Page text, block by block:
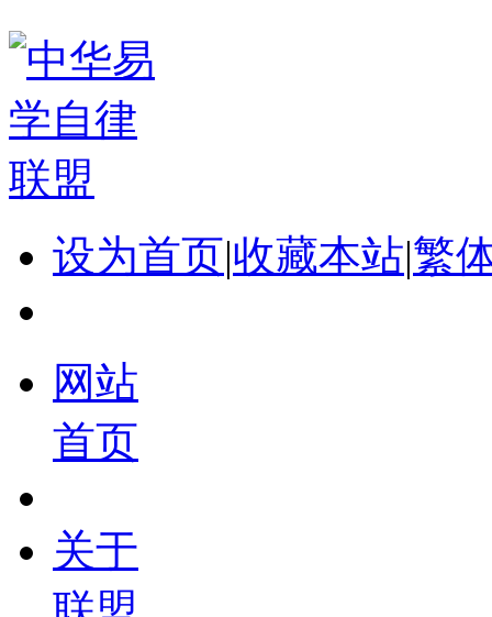
设为首页|收藏本站|繁
网站
首页
关于